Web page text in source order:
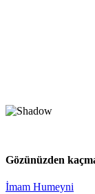
Gözünüzden
İmam Humeyni